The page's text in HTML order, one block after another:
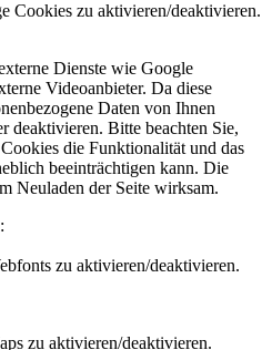
Cookies zu aktivieren/deaktivieren.
Dienste wie Google
Videoanbieter. Da diese
Daten von Ihnen
deaktivieren. Bitte beachten Sie,
die Funktionalität und das
beeinträchtigen kann. Die
Neuladen der Seite wirksam.
zu aktivieren/deaktivieren.
zu aktivieren/deaktivieren.